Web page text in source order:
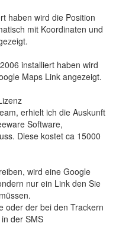
haben wird die Position
mit Koordinaten und
installiert haben wird
Maps Link angezeigt.
erhielt ich die Auskunft
Software,
Diese kostet ca 15000
wird eine Google
nur ein Link den Sie
oder der bei den Trackern
der SMS